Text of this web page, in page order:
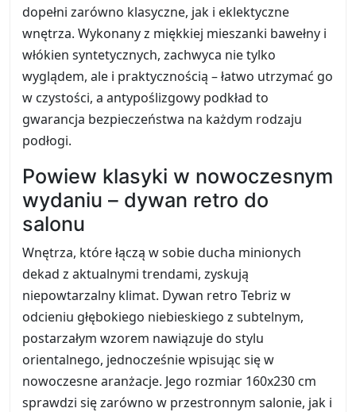
dopełni zarówno klasyczne, jak i eklektyczne
wnętrza. Wykonany z miękkiej mieszanki bawełny i
włókien syntetycznych, zachwyca nie tylko
wyglądem, ale i praktycznością – łatwo utrzymać go
w czystości, a antypoślizgowy podkład to
gwarancja bezpieczeństwa na każdym rodzaju
podłogi.
Powiew klasyki w nowoczesnym
wydaniu – dywan retro do
salonu
Wnętrza, które łączą w sobie ducha minionych
dekad z aktualnymi trendami, zyskują
niepowtarzalny klimat. Dywan retro Tebriz w
odcieniu głębokiego niebieskiego z subtelnym,
postarzałym wzorem nawiązuje do stylu
orientalnego, jednocześnie wpisując się w
nowoczesne aranżacje. Jego rozmiar 160x230 cm
sprawdzi się zarówno w przestronnym salonie, jak i